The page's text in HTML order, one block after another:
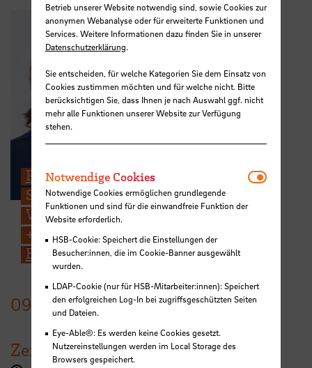
Prof. Dr. Lydia Scholz
Studiendekanin | Professur für
Wirtschaftsrecht
+49 421 5905 4503
E-Mail
09. Dezember2021
Zeit
Betrieb unserer Website notwendig sind, sowie Cookies zur
anonymen Webanalyse oder für erweiterte Funktionen und
Services. Weitere Informationen dazu finden Sie in unserer
Datenschutzerklärung.
Sie entscheiden, für welche Kategorien Sie dem Einsatz von
Cookies zustimmen möchten und für welche nicht. Bitte
berücksichtigen Sie, dass Ihnen je nach Auswahl ggf. nicht
mehr alle Funktionen unserer Website zur Verfügung
stehen.
Notwendige Cookies
Notwendige Cookies ermöglichen grundlegende
Funktionen und sind für die einwandfreie Funktion der
Website erforderlich.
HSB-Cookie: Speichert die Einstellungen der
Besucher:innen, die im Cookie-Banner ausgewählt
wurden.
LDAP-Cookie (nur für HSB-Mitarbeiter:innen): Speichert
den erfolgreichen Log-In bei zugriffsgeschützten Seiten
und Dateien.
Eye-Able®: Es werden keine Cookies gesetzt.
Nutzereinstellungen werden im Local Storage des
Browsers gespeichert.